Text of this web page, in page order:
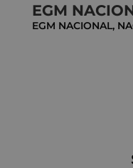
EGM
EGM NACIONAL,